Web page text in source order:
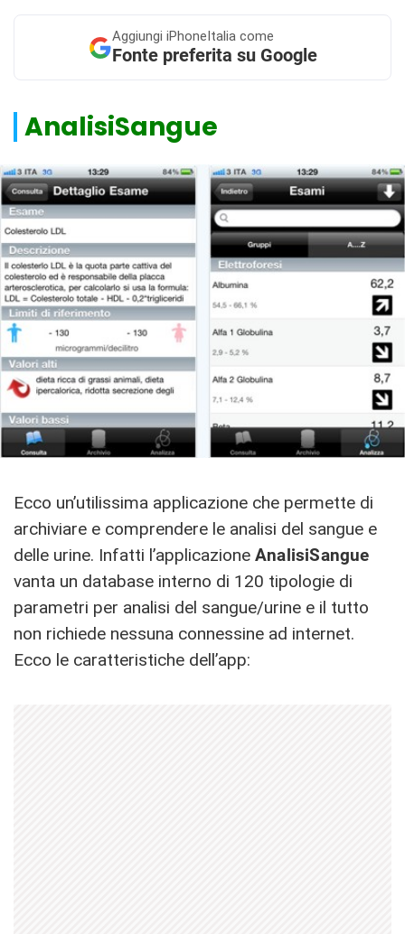
Aggiungi iPhoneItalia come
Fonte preferita su Google
AnalisiSangue
Ecco un’utilissima applicazione che permette di
archiviare e comprendere le analisi del sangue e
delle urine. Infatti l’applicazione AnalisiSangue
vanta un database interno di 120 tipologie di
parametri per analisi del sangue/urine e il tutto
non richiede nessuna connessine ad internet.
Ecco le caratteristiche dell’app: